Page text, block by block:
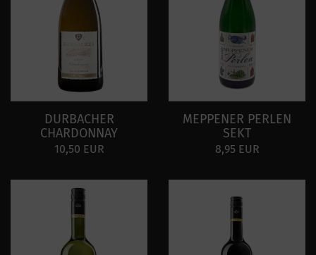
DURBACHER
CHARDONNAY
10,50 EUR
MEPPENER PERLEN
SEKT
8,95 EUR